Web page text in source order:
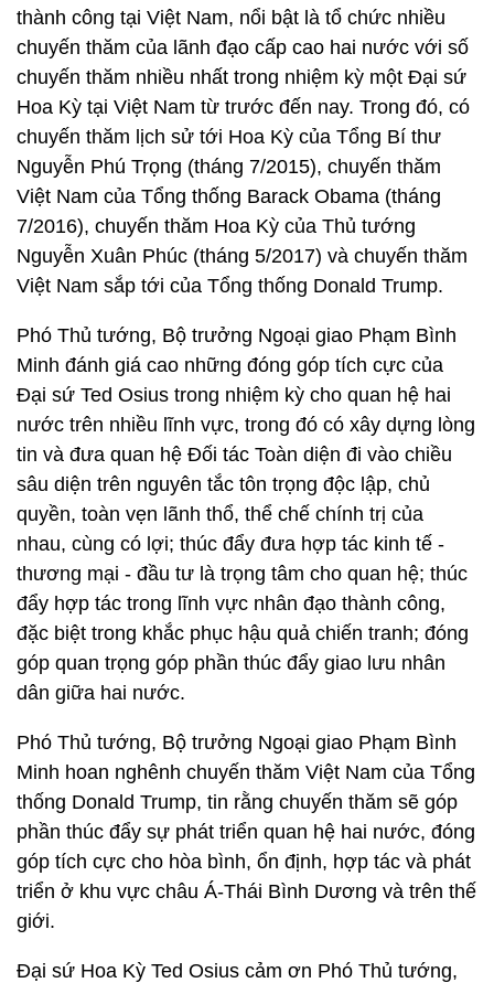
thành công tại Việt Nam, nổi bật là tổ chức nhiều
chuyến thăm của lãnh đạo cấp cao hai nước với số
chuyến thăm nhiều nhất trong nhiệm kỳ một Đại sứ
Hoa Kỳ tại Việt Nam từ trước đến nay. Trong đó, có
chuyến thăm lịch sử tới Hoa Kỳ của Tổng Bí thư
Nguyễn Phú Trọng (tháng 7/2015), chuyến thăm
Việt Nam của Tổng thống Barack Obama (tháng
7/2016), chuyến thăm Hoa Kỳ của Thủ tướng
Nguyễn Xuân Phúc (tháng 5/2017) và chuyến thăm
Việt Nam sắp tới của Tổng thống Donald Trump.
Phó Thủ tướng, Bộ trưởng Ngoại giao Phạm Bình
Minh đánh giá cao những đóng góp tích cực của
Đại sứ Ted Osius trong nhiệm kỳ cho quan hệ hai
nước trên nhiều lĩnh vực, trong đó có xây dựng lòng
tin và đưa quan hệ Đối tác Toàn diện đi vào chiều
sâu diện trên nguyên tắc tôn trọng độc lập, chủ
quyền, toàn vẹn lãnh thổ, thể chế chính trị của
nhau, cùng có lợi; thúc đẩy đưa hợp tác kinh tế -
thương mại - đầu tư là trọng tâm cho quan hệ; thúc
đẩy hợp tác trong lĩnh vực nhân đạo thành công,
đặc biệt trong khắc phục hậu quả chiến tranh; đóng
góp quan trọng góp phần thúc đẩy giao lưu nhân
dân giữa hai nước.
Phó Thủ tướng, Bộ trưởng Ngoại giao Phạm Bình
Minh hoan nghênh chuyến thăm Việt Nam của Tổng
thống Donald Trump, tin rằng chuyến thăm sẽ góp
phần thúc đẩy sự phát triển quan hệ hai nước, đóng
góp tích cực cho hòa bình, ổn định, hợp tác và phát
triển ở khu vực châu Á-Thái Bình Dương và trên thế
giới.
Đại sứ Hoa Kỳ Ted Osius cảm ơn Phó Thủ tướng,